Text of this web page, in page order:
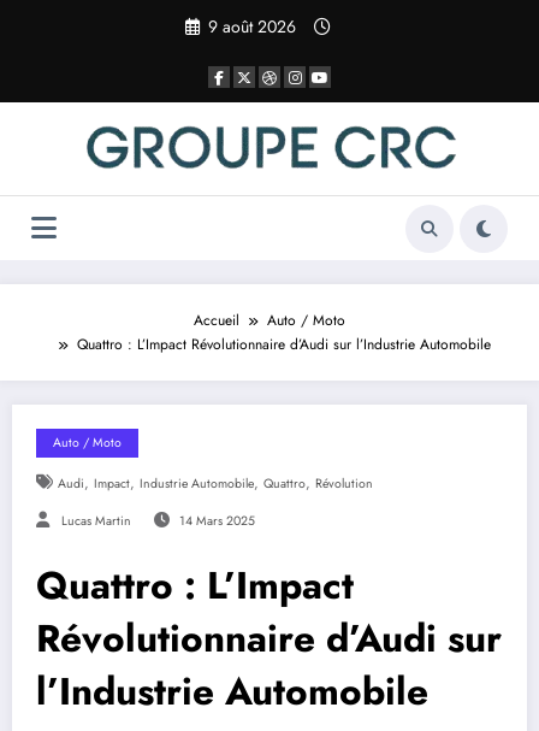
9 août 2026
Accueil
Auto / Moto
Quattro : L’Impact Révolutionnaire d’Audi sur l’Industrie Automobile
Auto / Moto
Audi, Impact, Industrie Automobile, Quattro, Révolution
Lucas Martin 14 Mars 2025
Quattro : L’Impact
Révolutionnaire d’Audi sur
l’Industrie Automobile